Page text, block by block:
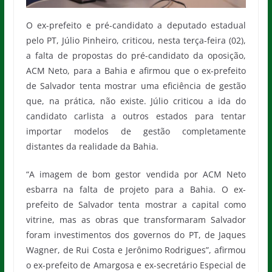
O ex-prefeito e pré-candidato a deputado estadual
pelo PT, Júlio Pinheiro, criticou, nesta terça-feira (02),
a falta de propostas do pré-candidato da oposição,
ACM Neto, para a Bahia e afirmou que o ex-prefeito
de Salvador tenta mostrar uma eficiência de gestão
que, na prática, não existe. Júlio criticou a ida do
candidato carlista a outros estados para tentar
importar modelos de gestão completamente
distantes da realidade da Bahia.
“A imagem de bom gestor vendida por ACM Neto
esbarra na falta de projeto para a Bahia. O ex-
prefeito de Salvador tenta mostrar a capital como
vitrine, mas as obras que transformaram Salvador
foram investimentos dos governos do PT, de Jaques
Wagner, de Rui Costa e Jerônimo Rodrigues”, afirmou
o ex-prefeito de Amargosa e ex-secretário Especial de